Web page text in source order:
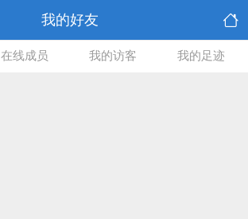
我的好友
在线成员 我的访客 我的足迹